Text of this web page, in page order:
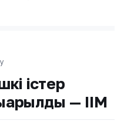
істер
— ІІМ